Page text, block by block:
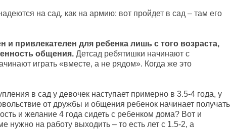
на сад, как на армию: вот пройдет в сад – там его
и привлекателен для ребенка лишь с того возраста,
общения. Детсад ребятишки начинают с
играть «вместе, а не рядом». Когда же это
в сад у девочек наступает примерно в 3.5-4 года, у
от дружбы и общения ребенок начинает получать
и желание 4 года сидеть с ребенком дома? Вот и
нужно на работу выходить – то есть лет с 1.5-2, а